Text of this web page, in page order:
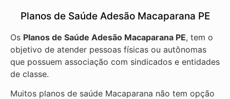
Planos de Saúde Adesão Macaparana PE
Os Planos de Saúde Adesão Macaparana PE, tem o
objetivo de atender pessoas físicas ou autônomas
que possuem associação com sindicados e entidades
de classe.
Muitos planos de saúde Macaparana não tem opção